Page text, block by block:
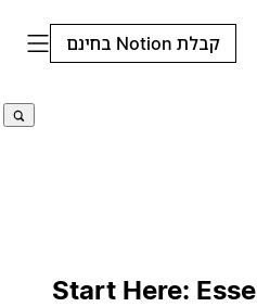
קבלת Notion בחינם
Start Here: